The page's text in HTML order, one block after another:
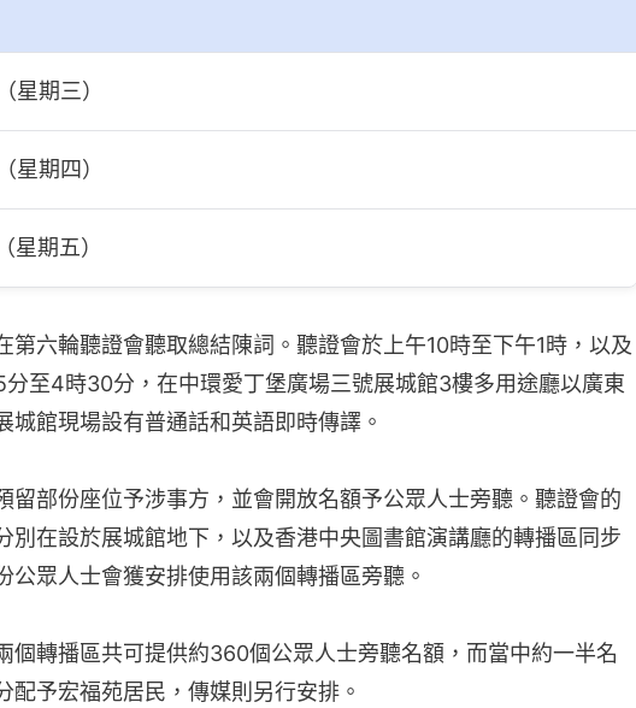
星期三）
星期四）
星期五）
第六輪聽證會聽取總結陳詞。聽證會於上午10時至下午1時，以及
分至4時30分，在中環愛丁堡廣場三號展城館3樓多用途廳以廣東
城館現場設有普通話和英語即時傳譯。
留部份座位予涉事方，並會開放名額予公眾人士旁聽。聽證會的
別在設於展城館地下，以及香港中央圖書館演講廳的轉播區同步
公眾人士會獲安排使用該兩個轉播區旁聽。
個轉播區共可提供約360個公眾人士旁聽名額，而當中約一半名
配予宏福苑居民，傳媒則另行安排。